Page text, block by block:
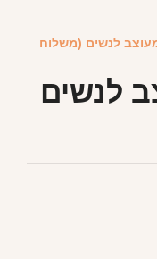
לנשים (משלוח
לנשים